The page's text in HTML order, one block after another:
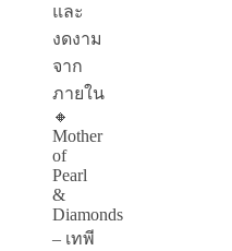
และ
งดงาม
จาก
ภายใน
🔸
Mother
of
Pearl
&
Diamonds
– เทพี